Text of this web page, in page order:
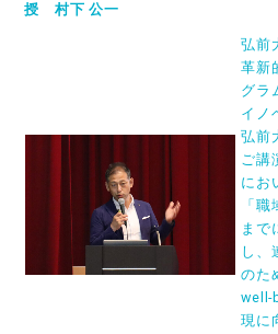
授 村下 公一
弘前
革新
グラ
イノ
弘前
ご講
にお
「
まで
し、
のた
well-
現に